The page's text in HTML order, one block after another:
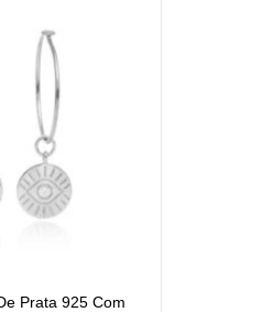
Prata 925 Com